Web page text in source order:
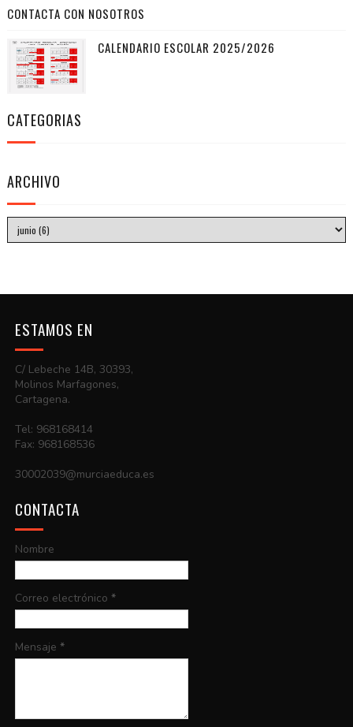
CONTACTA CON NOSOTROS
CALENDARIO ESCOLAR 2025/2026
CATEGORIAS
ARCHIVO
ESTAMOS EN
C/ Lebeche 14B, 30393,
Molinos Marfagones,
Cartagena.
Tel: 968168414
Fax: 968168536
30002039@murciaeduca.es
CONTACTA
Nombre
Correo electrónico *
Mensaje *